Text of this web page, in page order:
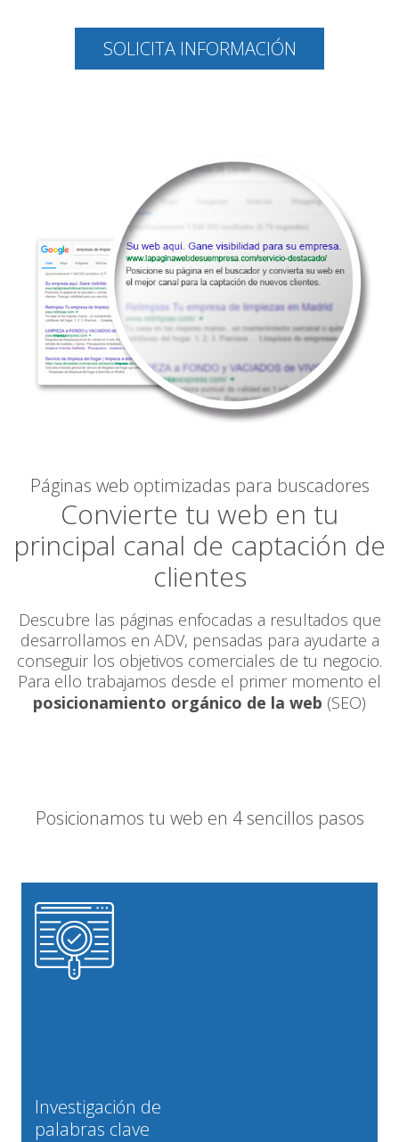
SOLICITA INFORMACIÓN
Páginas web optimizadas para buscadores
Convierte tu web en tu
principal canal de captación de
clientes
Descubre las páginas enfocadas a resultados que
desarrollamos en ADV, pensadas para ayudarte a
conseguir los objetivos comerciales de tu negocio.
Para ello trabajamos desde el primer momento el
posicionamiento orgánico de la web (SEO)
Posicionamos tu web en 4 sencillos pasos
Investigación de
palabras clave